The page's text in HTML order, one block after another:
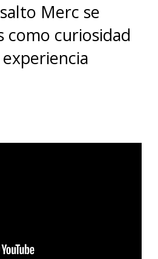
Merc se
como curiosidad